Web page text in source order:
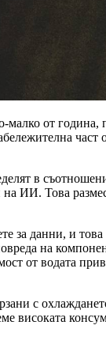
от
част
в
ИИ. Това
за данни, и това
на
от водата
с
високата